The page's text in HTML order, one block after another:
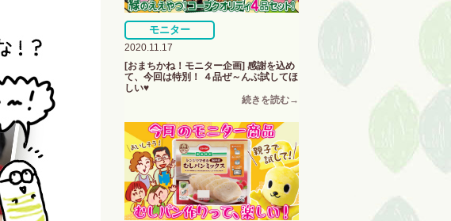
モニター
2020.11.17
[おまちかね！モニター企画] 感謝を込め
て、今回は特別！ ４品ぜ～んぶ試してほ
しい♥